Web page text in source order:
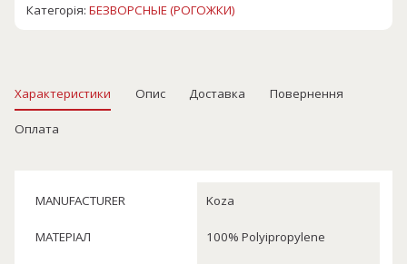
Категорія:БЕЗВОРСНЫЕ (РОГОЖКИ)
Характеристики Опис Доставка Повернення
Оплата
MANUFACTURER Koza
МАТЕРІАЛ 100% Polyipropylene